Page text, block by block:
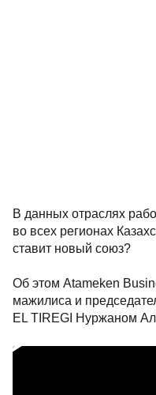
В данных отраслях
во всех регионах
ставит новый союз?
Об этом Atameken
мажилиса и
EL TIREGI Нуржаном